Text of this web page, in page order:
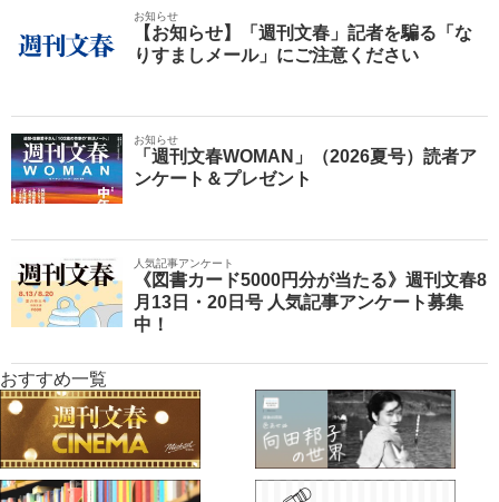
お知らせ
【お知らせ】「週刊文春」記者を騙る「な
りすましメール」にご注意ください
お知らせ
「週刊文春WOMAN」（2026夏号）読者ア
ンケート＆プレゼント
人気記事アンケート
《図書カード5000円分が当たる》週刊文春8
月13日・20日号 人気記事アンケート募集
中！
おすすめ一覧